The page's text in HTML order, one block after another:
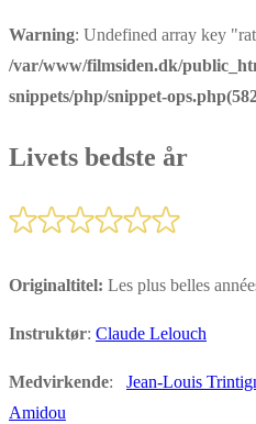
Warning: Undefined array key
/var/www/filmsiden.dk/
snippets/php/snippet-
Livets bedste år
Originaltitel: Les plus belles
Instruktør: Claude Lelouch
Medvirkende: Jean-Louis
Amidou